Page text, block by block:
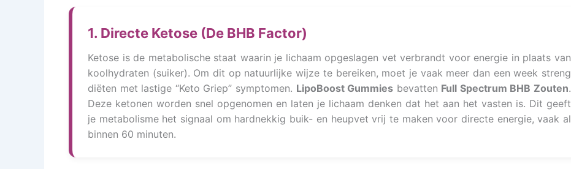
1. Directe Ketose (De BHB Factor)
Ketose is de metabolische staat waarin je lichaam opgeslagen vet verbrandt voor energie in plaats van
koolhydraten (suiker). Om dit op natuurlijke wijze te bereiken, moet je vaak meer dan een week streng
diëten met lastige “Keto Griep” symptomen. LipoBoost Gummies bevatten Full Spectrum BHB Zouten.
Deze ketonen worden snel opgenomen en laten je lichaam denken dat het aan het vasten is. Dit geeft
je metabolisme het signaal om hardnekkig buik- en heupvet vrij te maken voor directe energie, vaak al
binnen 60 minuten.